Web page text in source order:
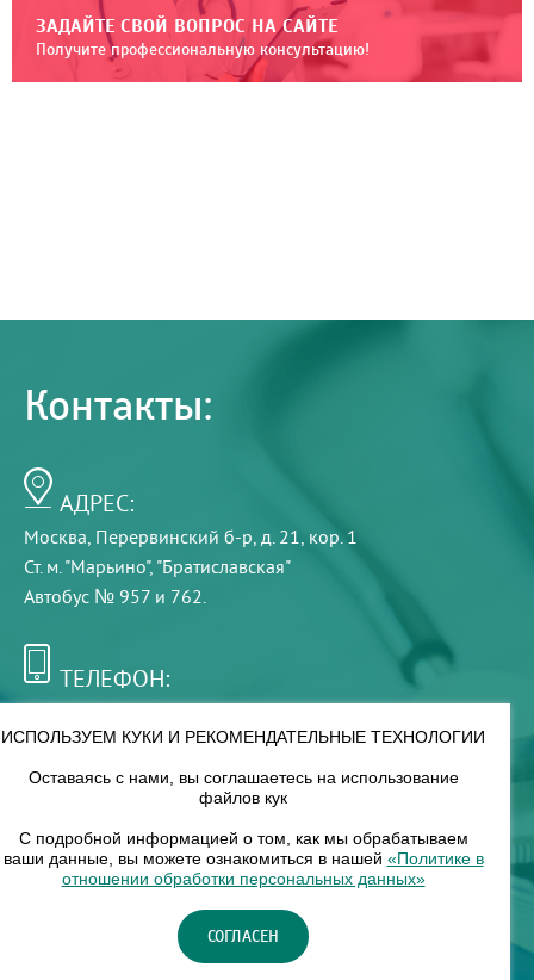
ЗАДАЙТЕ СВОЙ ВОПРОС НА САЙТЕ
Получите профессиональную консультацию!
Контакты:
АДРЕС:
Москва, Перервинский б-р, д. 21, кор. 1
Ст. м. "Марьино", "Братиславская"
Автобус № 957 и 762.
ТЕЛЕФОН:
РЕЖИМ РАБОТЫ:
8 — 18
НАШ ФИЛИАЛ:
Москва, м. Нагорное, Нагорный б-р, д. 19, кор. 1
ИСПОЛЬЗУЕМ КУКИ И РЕКОМЕНДАТЕЛЬНЫЕ ТЕХНОЛОГИИ
Оставаясь с нами, вы соглашаетесь на использование
файлов кук
С подробной информацией о том, как мы обрабатываем
ваши данные, вы можете ознакомиться в нашей «Политике в
отношении обработки персональных данных»
СОГЛАСЕН